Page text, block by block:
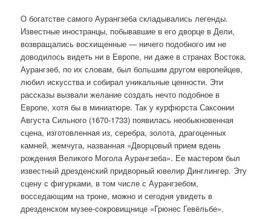
О богатстве самого Аурангзеба складывались легенды.
Известные иностранцы, побывавшие в его дворце в Дели,
возвращались восхищенные — ничего подобного им не
доводилось видеть ни в Европе, ни даже в странах Востока.
Аурангзеб, по их словам, был большим другом европейцев,
любил искусства и собирал уникальные ценности. Эти
рассказы вызвали желание создать нечто подобное в
Европе, хотя бы в миниатюре. Так у курфюрста Саксонии
Августа Сильного (1670-1733) появилась необыкновенная
сцена, изготовленная из, серебра, золота, драгоценных
камней, жемчуга, названная «Дворцовый прием вдень
рождения Великого Могола Аурангзеба». Ее мастером был
известный дрезденский придворный ювелир Динглингер. Эту
сцену с фигурками, в том числе с Аурангзебом,
восседающим на троне, можно и сегодня увидеть в
дрезденском музее-сокровищнице «Грюнес Гевёльбе».